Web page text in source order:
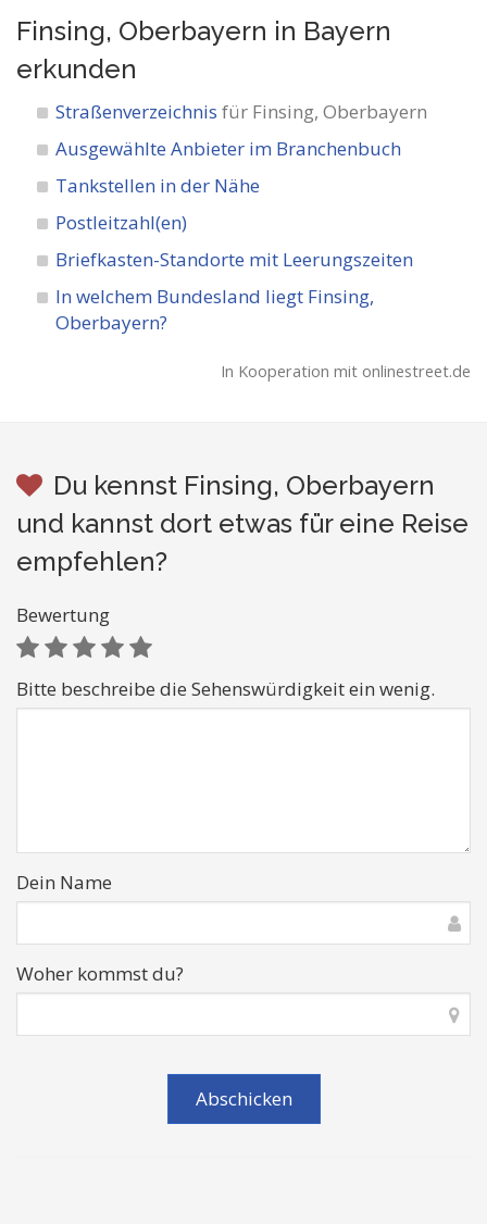
Finsing, Oberbayern in Bayern
erkunden
Straßenverzeichnis für Finsing, Oberbayern
Ausgewählte Anbieter im Branchenbuch
Tankstellen in der Nähe
Postleitzahl(en)
Briefkasten-Standorte mit Leerungszeiten
In welchem Bundesland liegt Finsing,
Oberbayern?
In Kooperation mit onlinestreet.de
Du kennst Finsing, Oberbayern
und kannst dort etwas für eine Reise
empfehlen?
Bewertung
Bitte beschreibe die Sehenswürdigkeit ein wenig.
Dein Name
Woher kommst du?